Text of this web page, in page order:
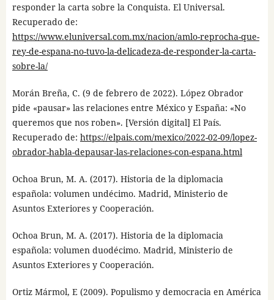
responder la carta sobre la Conquista. El Universal.
Recuperado de:
https://www.eluniversal.com.mx/nacion/amlo-reprocha-que-
rey-de-espana-no-tuvo-la-delicadeza-de-responder-la-carta-
sobre-la/
Morán Breña, C. (9 de febrero de 2022). López Obrador
pide «pausar» las relaciones entre México y España: «No
queremos que nos roben». [Versión digital] El País.
Recuperado de: https://elpais.com/mexico/2022-02-09/lopez-
obrador-habla-depausar-las-relaciones-con-espana.html
Ochoa Brun, M. A. (2017). Historia de la diplomacia
española: volumen undécimo. Madrid, Ministerio de
Asuntos Exteriores y Cooperación.
Ochoa Brun, M. A. (2017). Historia de la diplomacia
española: volumen duodécimo. Madrid, Ministerio de
Asuntos Exteriores y Cooperación.
Ortiz Mármol, E (2009). Populismo y democracia en América